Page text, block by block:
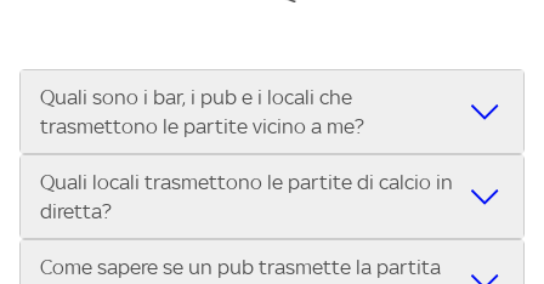
Quali sono i bar, i pub e i locali che
trasmettono le partite vicino a me?
Se cerchi un bar, pub, ristorante o locale vicino a te per
vedere le partite di Serie A ENILIVE, la Serie C Sky Wifi, la
UEFA Champions League, la UEFA Europa League, la UEFA
Conference League, il Tennis, la Formula 1®, la MotoGP™ e
Quali locali trasmettono le partite di calcio in
diretta?
Vuoi sapere quali bar, pub o ristoranti mostrano le partite
Come sapere se un pub trasmette la partita